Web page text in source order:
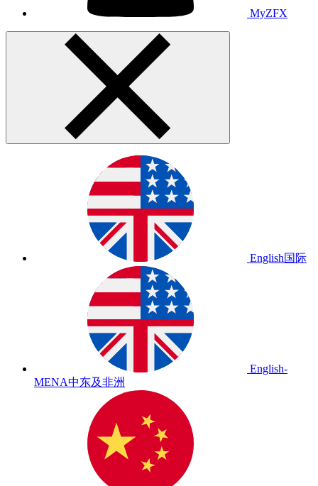
MyZFX
English国际
English-
MENA中东及非洲